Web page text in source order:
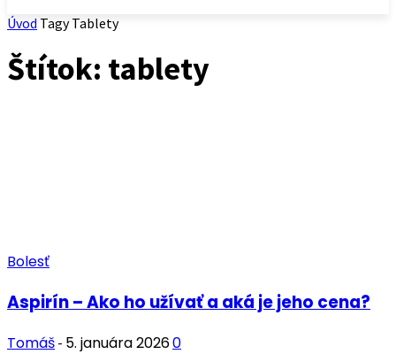
Úvod Tagy Tablety
Štítok: tablety
Bolesť
Aspirín – Ako ho užívať a aká je jeho cena?
Tomáš - 5. januára 20260